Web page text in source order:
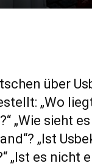
über
„Wo
„Wie sieht
„Ist
„Ist es nicht